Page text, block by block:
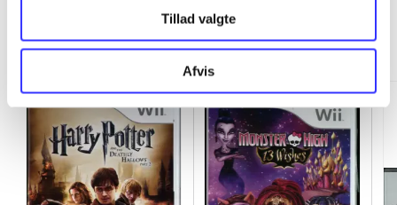
Tillad valgte
Afvis
Minder om